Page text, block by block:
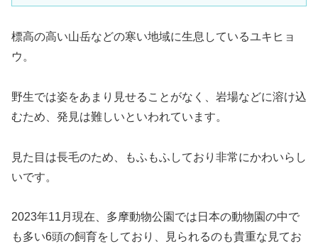
標高の高い山岳などの寒い地域に生息しているユキヒョ
ウ。
野生では姿をあまり見せることがなく、岩場などに溶け込
むため、発見は難しいといわれています。
見た目は長毛のため、もふもふしており非常にかわいらし
いです。
2023年11月現在、多摩動物公園では日本の動物園の中で
も多い6頭の飼育をしており、見られるのも貴重な見てお